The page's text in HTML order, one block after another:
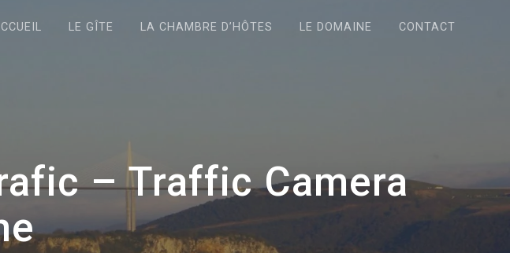
LE GÎTE LA CHAMBRE D’HÔTES LE DOMAINE CONTACT
– Traffic Camera